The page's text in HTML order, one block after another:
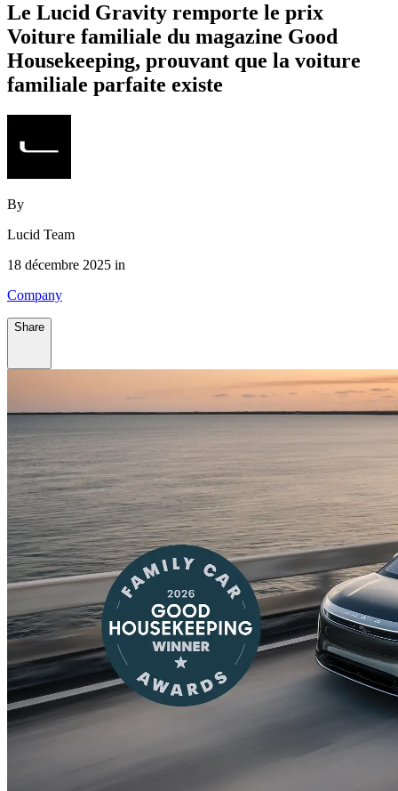
Le Lucid Gravity remporte le prix
Voiture familiale du magazine Good
Housekeeping, prouvant que la voiture
familiale parfaite existe
By
Lucid Team
18 décembre 2025 in
Company
Share